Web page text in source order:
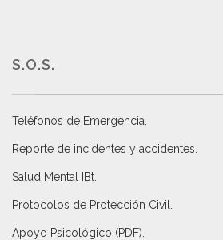
S.O.S.
Teléfonos de Emergencia.
Reporte de incidentes y accidentes
Salud Mental IBt
Protocolos de Protección Civil
Apoyo Psicológico (PDF)